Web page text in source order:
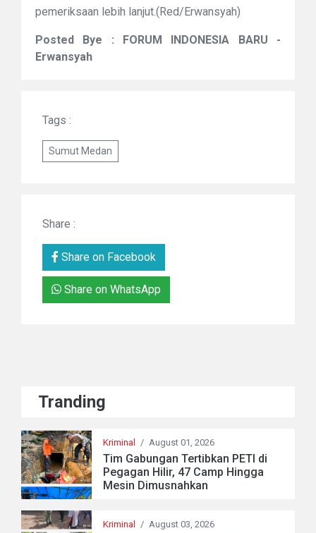
pemeriksaan lebih lanjut.(Red/Erwansyah)
Posted Bye : FORUM INDONESIA BARU -
Erwansyah
Tags :
Sumut Medan
Share :
Share on Facebook
Share on WhatsApp
Tranding
Kriminal / August 01, 2026
Tim Gabungan Tertibkan PETI di
Pegagan Hilir, 47 Camp Hingga
Mesin Dimusnahkan
Kriminal / August 03, 2026